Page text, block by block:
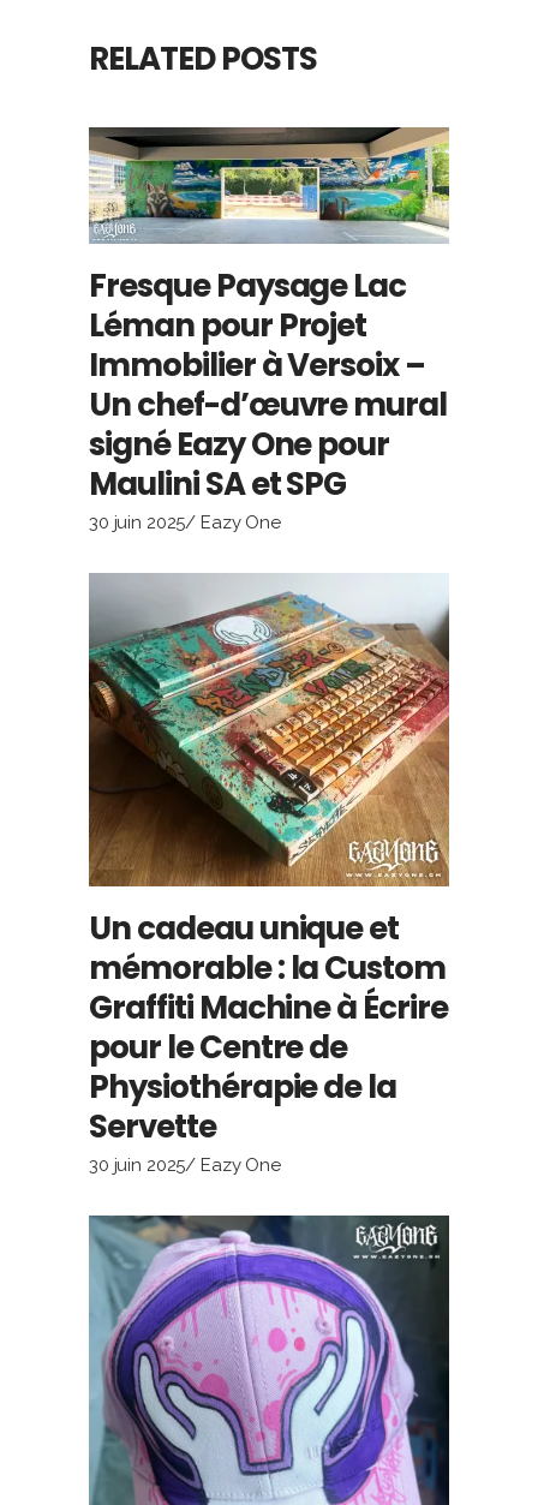
RELATED POSTS
Fresque Paysage Lac
Léman pour Projet
Immobilier à Versoix –
Un chef-d’œuvre mural
signé Eazy One pour
Maulini SA et SPG
30 juin 2025 Eazy One
Un cadeau unique et
mémorable : la Custom
Graffiti Machine à Écrire
pour le Centre de
Physiothérapie de la
Servette
30 juin 2025 Eazy One